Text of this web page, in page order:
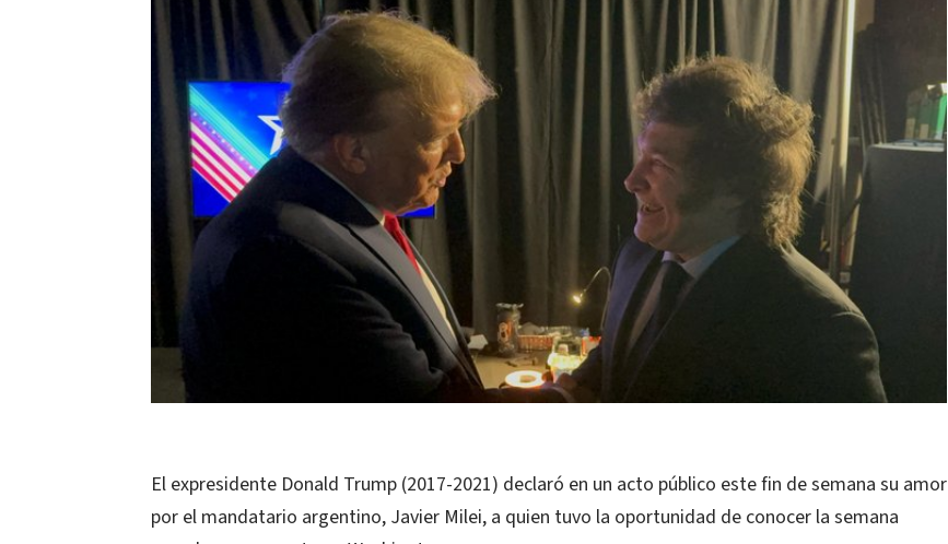
El expresidente Donald Trump (2017-2021) declaró en un acto público este fin de semana su amor
por el mandatario argentino, Javier Milei, a quien tuvo la oportunidad de conocer la semana